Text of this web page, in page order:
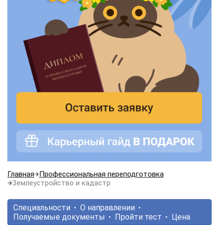
Главная
Профессиональная переподготовка
Землеустройство и кадастр
Специальности
О направлении
Получаемые документы
Пройти тест Цена